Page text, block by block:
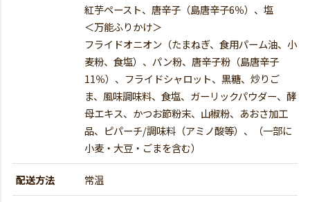
紅芋ペースト、唐辛子（島唐辛子6％）、塩
＜万能ふりかけ＞
フライドオニオン（たまねぎ、食用パーム油、小
麦粉、食塩）、パン粉、唐辛子粉（島唐辛子
11％）、フライドシャロット、黒糖、炒りご
ま、風味調味料、食塩、ガーリックパウダー、酵
母エキス、かつお節粉末、山椒粉、あおさ加工
品、ピパーチ/調味料（アミノ酸等）、（一部に
小麦・大豆・ごまを含む）
配送方法 常温